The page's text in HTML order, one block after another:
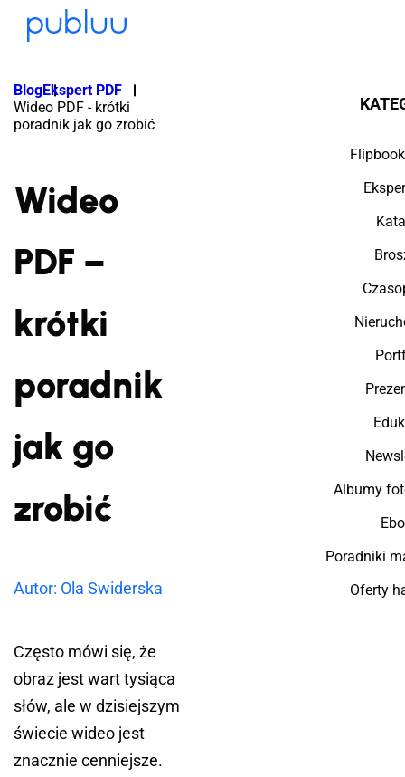
BlogEkspert PDF
Wideo PDF - krótki
poradnik jak go zrobić
Wideo
PDF –
krótki
poradnik
jak go
zrobić
Autor: Ola Swiderska
Często mówi się, że
obraz jest wart tysiąca
słów, ale w dzisiejszym
świecie wideo jest
znacznie cenniejsze.
Albumy
Poradniki
Oferty